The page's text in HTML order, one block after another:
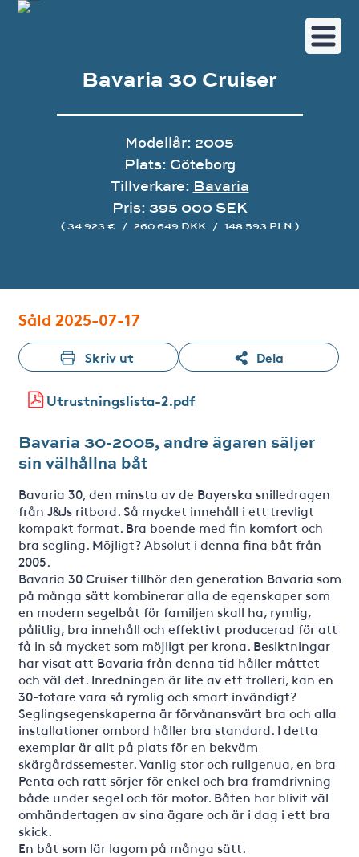
Bavaria 30 Cruiser
Modellår: 2005
Plats: Göteborg
Tillverkare: Bavaria
Pris: 395 000 SEK
( 34 923 € / 260 649 DKK / 148 593 PLN )
Såld 2025-07-17
Skriv ut Dela
Utrustningslista-2.pdf
Bavaria 30-2005, andre ägaren säljer
sin välhållna båt
Bavaria 30, den minsta av de Bayerska snilledragen
från J&Js ritbord. Så mycket innehåll i ett trevligt
kompakt format. Bra boende med fin komfort och
bra segling. Möjligt? Absolut i denna fina båt från
2005.
Bavaria 30 Cruiser tillhör den generation Bavaria som
på många sätt kombinerar alla de egenskaper som
en modern segelbåt för familjen skall ha, rymlig,
pålitlig, bra innehåll och effektivt producerad för att
få in så mycket som möjligt per krona. Besiktningar
har visat att Bavaria från denna tid håller måttet
och väl det. Inredningen är lite av ett trolleri, kan en
30-fotare vara så rymlig och smart invändigt?
Seglingsegenskaperna är förvånansvärt bra och alla
installationer ombord håller bra standard. I detta
exemplar är allt på plats för en bekväm
skärgårdssemester. Vanlig stor och rullgenua, en bra
Penta och ratt sörjer för enkel och bra framdrivning
både under segel och för motor. Båten har blivit väl
omhändertagen av sina ägare och är i dag i ett bra
skick.
En båt som lär lagom på många sätt.